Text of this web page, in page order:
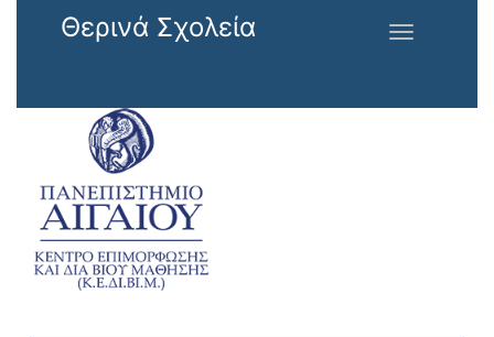
Παράκαμψη προς το κυρίως περιεχόμενο
Θερινά Σχολεία
Toggle